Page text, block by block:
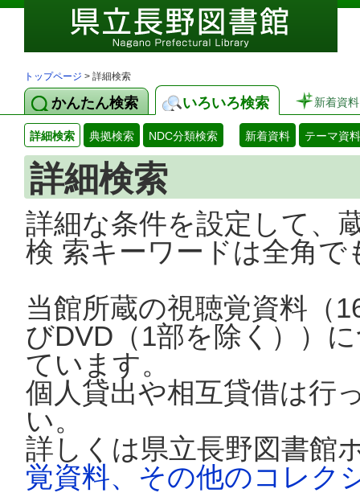
トップページ > 詳細検索
かんたん検索 いろいろ検索 新着資料
詳細検索 典拠検索 NDC分類検索 新着資料 テーマ資料
詳細検索
詳細な条件を設定して、
検 索キーワードは全角
当館所蔵の視聴覚資料（
びDVD（1部を除く））
ています。
個人貸出や相互貸借は行
い。
詳しくは県立長野図書館
覚資料、その他のコレク